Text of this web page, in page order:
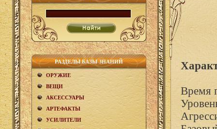
РАЗДЕЛЫ БАЗЫ ЗНАНИЙ
ОРУЖИЕ
ВЕЩИ
АКCЕСCУАРЫ
АРТЕФАКТЫ
УСИЛИТЕЛИ
Время